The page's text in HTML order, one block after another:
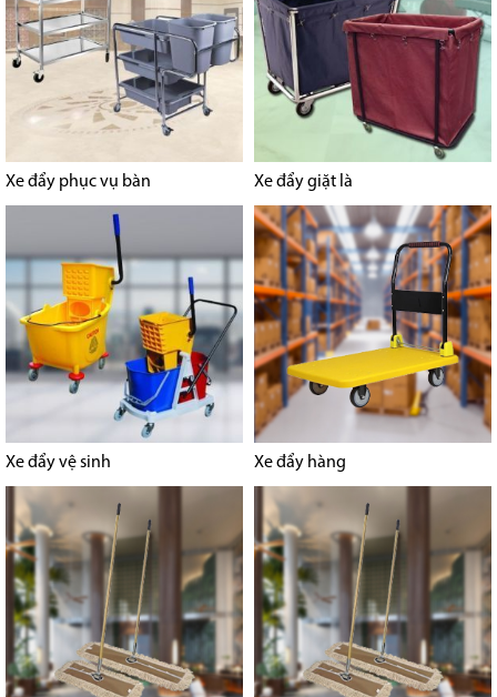
Xe đẩy phục vụ bàn Xe đẩy giặt là
Xe đẩy vệ sinh Xe đẩy hàng